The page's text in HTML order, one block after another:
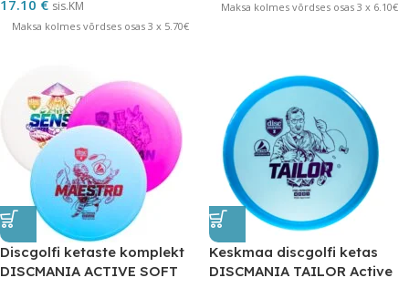
17.10 € sis.KM
Maksa kolmes võrdses osas 3 x 5.70€
Maksa kolmes võrdses osas 3 x 6.10€
Discgolfi ketaste komplekt
DISCMANIA ACTIVE SOFT
Keskmaa discgolfi ketas
DISCMANIA TAILOR Active